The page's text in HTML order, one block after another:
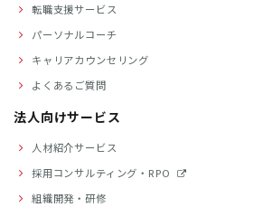
転職支援サービス
パーソナルコーチ
キャリアカウンセリング
よくあるご質問
法人向けサービス
人材紹介サービス
採用コンサルティング・RPO
組織開発・研修